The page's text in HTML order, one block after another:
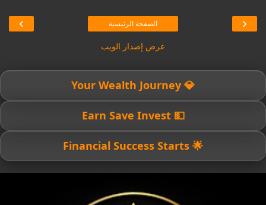
‹
› الصفحة الرئيسية
عرض إصدار الويب
💎 Your Wealth Journey
💵 Earn Save Invest
🌟 Financial Success Starts